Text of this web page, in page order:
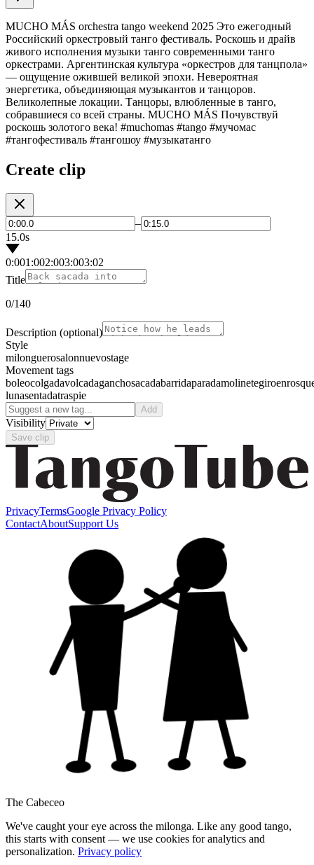
MUCHO MÁS orchestra tango weekend 2025 Это ежегодный
Российский оркестровый танго фестиваль. Роскошь и драйв
живого исполнения музыки танго современными танго
оркестрами. Аргентинская культура «оркестров для танцпола»
— ощущение ожившей великой эпохи. Невероятная
энергетика, объединяющая музыкантов и танцоров.
Великолепные локации. Танцоры, влюбленные в танго,
собравшиеся со всей страны. MUCHO MÁS Почувствуй
роскошь золотого века! #muchomas #tango #мучомас
#тангофестиваль #тангошоу #музыкатанго
Create clip
–
15.0s
0:001:002:003:003:02
Title
0/140
Description (optional)
Style
milonguerosalonnuevostage
Movement tags
boleocolgadavolcadaganchosacadabarridaparadamolinetegiro
lunasentadatraspie
Add
Visibility
Save clip
PrivacyTermsGoogle Privacy Policy
ContactAboutSupport Us
The Cabeceo
We've caught your eye across the milonga. Like any good tango,
this starts with consent — we use cookies for analytics and
personalization. Privacy policy